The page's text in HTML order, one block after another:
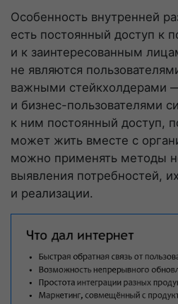
Особенность внутренней
есть постоянный доступ к
и к заинтересованным
не являются
важными стейкхолдерами
и бизнес-пользователями
к ним постоянный доступ,
может жить вместе с
можно применять методы
выявления потребностей,
и реализации.